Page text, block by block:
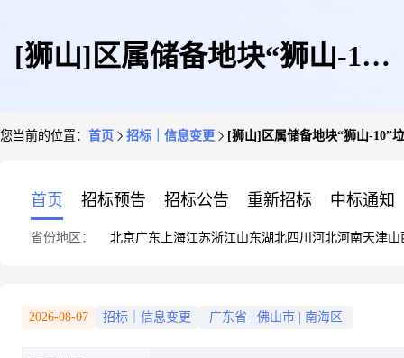
[狮山]区属储备地块“狮山-10”
您当前的位置： 首页 招标｜信息变更 [狮山]区属储备地块“狮山-10”
首页 招标预告 招标公告 重新招标 中标通知
省份地区： 北京广东 上海江苏浙江山东湖北四川 河北河南天津山
2026-08-07 招标｜信息变更 广东省 佛山市 南海区